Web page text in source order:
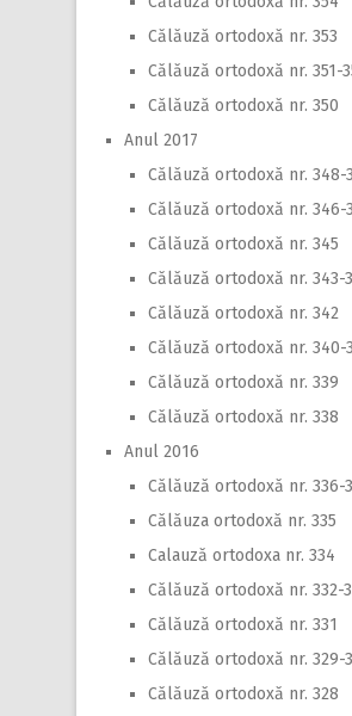
Călăuză ortodoxă nr. 353
Călăuză ortodoxă nr. 351-
Călăuză ortodoxă nr. 350
Anul 2017
Călăuză ortodoxă nr. 348-
Călăuză ortodoxă nr. 346-
Călăuză ortodoxă nr. 345
Călăuză ortodoxă nr. 343-
Călăuză ortodoxă nr. 342
Călăuză ortodoxă nr. 340-
Călăuză ortodoxă nr. 339
Călăuză ortodoxă nr. 338
Anul 2016
Călăuză ortodoxă nr. 336-
Călăuza ortodoxă nr. 335
Calauză ortodoxa nr. 334
Călăuză ortodoxă nr. 332-
Călăuză ortodoxă nr. 331
Călăuză ortodoxă nr. 329-
Călăuză ortodoxă nr. 328